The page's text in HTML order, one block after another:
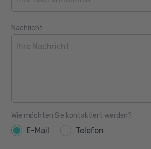
Nachricht
Wie möchten Sie kontaktiert werden?
E-Mail Telefon